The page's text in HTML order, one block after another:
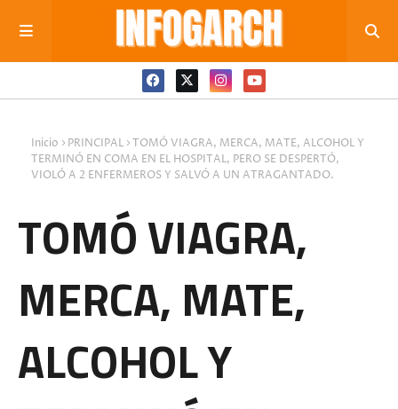
Inicio PRINCIPAL TOMÓ VIAGRA, MERCA, MATE, ALCOHOL Y
TERMINÓ EN COMA EN EL HOSPITAL, PERO SE DESPERTÓ,
VIOLÓ A 2 ENFERMEROS Y SALVÓ A UN ATRAGANTADO.
TOMÓ VIAGRA,
MERCA, MATE,
ALCOHOL Y